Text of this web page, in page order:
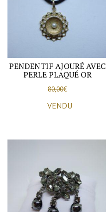
PENDENTIF AJOURÉ AVEC
PERLE PLAQUÉ OR
80,00€
VENDU